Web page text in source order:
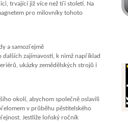
trvající již více než tři století. Na
pro milovníky tohoto
a samozřejmě
zajímavostí, k nimž například
ukázky zemědělských strojů i
okolí, abychom společně oslavili
v průběhu pěstitelského
Jestliže loňský ročník